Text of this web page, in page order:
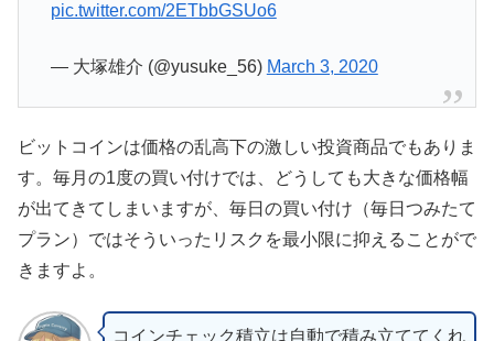
pic.twitter.com/2ETbbGSUo6
— 大塚雄介 (@yusuke_56) March 3, 2020
ビットコインは価格の乱高下の激しい投資商品でもありま
す。毎月の1度の買い付けでは、どうしても大きな価格幅
が出てきてしまいますが、毎日の買い付け（毎日つみたて
プラン）ではそういったリスクを最小限に抑えることがで
きますよ。
コインチェック積立は自動で積み立ててくれ